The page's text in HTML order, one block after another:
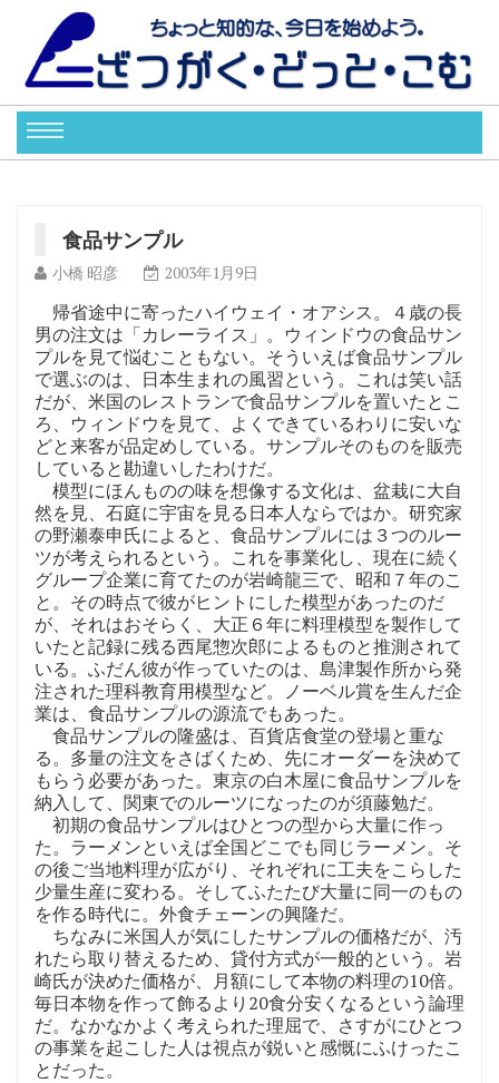
食品サンプル
小橋 昭彦 2003年1月9日
帰省途中に寄ったハイウェイ・オアシス。４歳の長
男の注文は「カレーライス」。ウィンドウの食品サン
プルを見て悩むこともない。そういえば食品サンプル
で選ぶのは、日本生まれの風習という。これは笑い話
だが、米国のレストランで食品サンプルを置いたとこ
ろ、ウィンドウを見て、よくできているわりに安いな
どと来客が品定めしている。サンプルそのものを販売
していると勘違いしたわけだ。
模型にほんものの味を想像する文化は、盆栽に大自
然を見、石庭に宇宙を見る日本人ならではか。研究家
の野瀬泰申氏によると、食品サンプルには３つのルー
ツが考えられるという。これを事業化し、現在に続く
グループ企業に育てたのが岩崎龍三で、昭和７年のこ
と。その時点で彼がヒントにした模型があったのだ
が、それはおそらく、大正６年に料理模型を製作して
いたと記録に残る西尾惣次郎によるものと推測されて
いる。ふだん彼が作っていたのは、島津製作所から発
注された理科教育用模型など。ノーベル賞を生んだ企
業は、食品サンプルの源流でもあった。
食品サンプルの隆盛は、百貨店食堂の登場と重な
る。多量の注文をさばくため、先にオーダーを決めて
もらう必要があった。東京の白木屋に食品サンプルを
納入して、関東でのルーツになったのが須藤勉だ。
初期の食品サンプルはひとつの型から大量に作っ
た。ラーメンといえば全国どこでも同じラーメン。そ
の後ご当地料理が広がり、それぞれに工夫をこらした
少量生産に変わる。そしてふたたび大量に同一のもの
を作る時代に。外食チェーンの興隆だ。
ちなみに米国人が気にしたサンプルの価格だが、汚
れたら取り替えるため、貸付方式が一般的という。岩
崎氏が決めた価格が、月額にして本物の料理の10倍。
毎日本物を作って飾るより20食分安くなるという論理
だ。なかなかよく考えられた理屈で、さすがにひとつ
の事業を起こした人は視点が鋭いと感慨にふけったこ
とだった。